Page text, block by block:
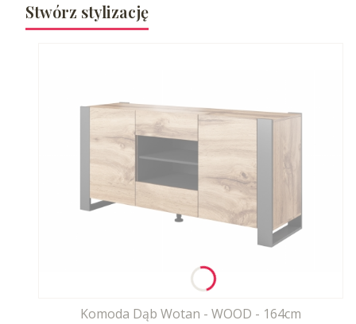
Stwórz stylizację
Komoda Dąb Wotan - WOOD - 164cm